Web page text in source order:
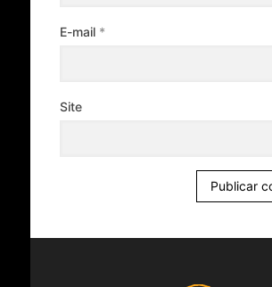
E-mail *
Site